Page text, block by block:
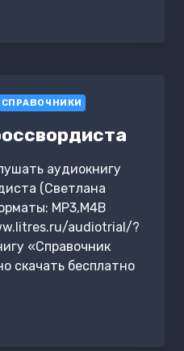
СПРАВОЧНИКИ
аудиокнигу
(Светлана
MP3,M4B
audiotrial/?
«Справочник
скачать бесплатно